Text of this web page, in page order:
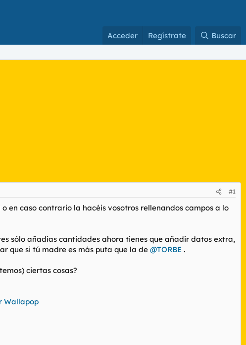
Acceder Regístrate Buscar
#1
caso contrario la hacéis vosotros rellenandos campos a lo
sólo añadías cantidades ahora tienes que añadir datos extra,
que si tú madre es más puta que la de @TORBE .
ciertas cosas?
Wallapop